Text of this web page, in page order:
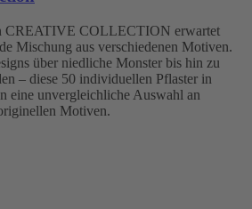
CREATIVE COLLECTION erwartet
Mischung aus verschiedenen Motiven.
über niedliche Monster bis hin zu
– diese 50 individuellen Pflaster in
eine unvergleichliche Auswahl an
Motiven.